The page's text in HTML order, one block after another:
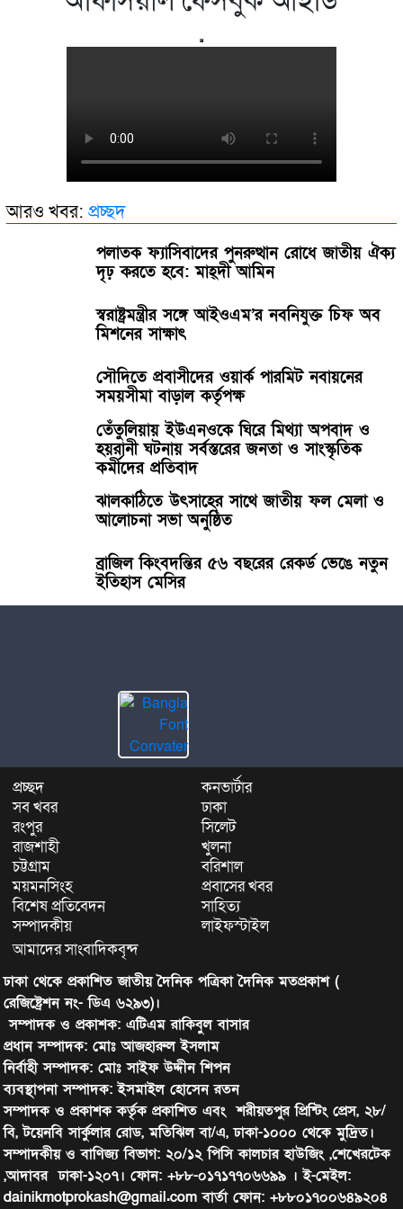
আরও খবর: প্রচ্ছদ
পলাতক ফ্যাসিবাদের পুনরুত্থান রোধে জাতীয় ঐক্য
দৃঢ় করতে হবে: মাহ্দী আমিন
স্বরাষ্ট্রমন্ত্রীর সঙ্গে আইওএম’র নবনিযুক্ত চিফ অব
মিশনের সাক্ষাৎ
সৌদিতে প্রবাসীদের ওয়ার্ক পারমিট নবায়নের
সময়সীমা বাড়াল কর্তৃপক্ষ
তেঁতুলিয়ায় ইউএনওকে ঘিরে মিথ্যা অপবাদ ও
হয়রানী ঘটনায় সর্বস্তরের জনতা ও সাংস্কৃতিক
কর্মীদের প্রতিবাদ
ঝালকাঠিতে উৎসাহের সাথে জাতীয় ফল মেলা ও
আলোচনা সভা অনুষ্ঠিত
ব্রাজিল কিংবদন্তির ৫৬ বছরের রেকর্ড ভেঙে নতুন
ইতিহাস মেসির
প্রচ্ছদ
কনভার্টার
সব খবর
ঢাকা
রংপুর
সিলেট
রাজশাহী
খুলনা
চট্টগ্রাম
বরিশাল
ময়মনসিংহ
প্রবাসের খবর
বিশেষ প্রতিবেদন
সাহিত্য
সম্পাদকীয়
লাইফস্টাইল
আমাদের সাংবাদিকবৃন্দ
ঢাকা থেকে প্রকাশিত জাতীয় দৈনিক পত্রিকা দৈনিক মতপ্রকাশ (
রেজিষ্ট্রেশন নং- ডিএ ৬২৯৩)।
সম্পাদক ও প্রকাশক: এটিএম রাকিবুল বাসার
প্রধান সম্পাদক: মোঃ আজহারুল ইসলাম
নির্বাহী সম্পাদক: মোঃ সাইফ উদ্দীন শিপন
ব্যবস্থাপনা সম্পাদক: ইসমাইল হোসেন রতন
সম্পাদক ও প্রকাশক কর্তৃক প্রকাশিত এবং শরীয়তপুর প্রিন্টিং প্রেস, ২৮/
বি, টয়েনবি সার্কুলার রোড, মতিঝিল বা/এ, ঢাকা-১০০০ থেকে মুদ্রিত।
সম্পাদকীয় ও বাণিজ্য বিভাগ: ২০/১২ পিসি কালচার হাউজিং ,শেখেরটেক
,আদাবর ঢাকা-১২০৭। ফোন: +৮৮-০১৭১৭৭০৬৬৯৯ । ই-মেইল:
dainikmotprokash@gmail.com বার্তা ফোন: +৮৮০১৭০০৬৪৯২০৪